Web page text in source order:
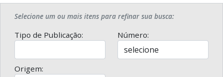
Selecione um ou mais itens para refinar sua busca:
Tipo de Publicação: Número:
Origem: